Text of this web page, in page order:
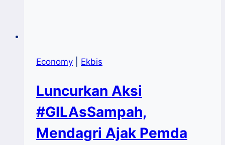
Economy Ekbis
Luncurkan Aksi
#GILAsSampah,
Mendagri Ajak Pemda